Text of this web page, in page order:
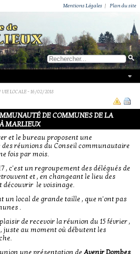
Mentions Légales | Plan du site
LOCALE- 16/02/2018
DE COMMUNES DE LA
MARLIEUX
et le bureau proposent une
des réunions du Conseil communautaire
fois par mois.
, c'est un regroupement des délégués de
et , en changeant le lieu des
découvrir le voisinage.
un local de grande taille , que n'ont pas
.
de recevoir la réunion du 15 février ,
juste au moment où débutent les
une présentation de Avenir Dombes